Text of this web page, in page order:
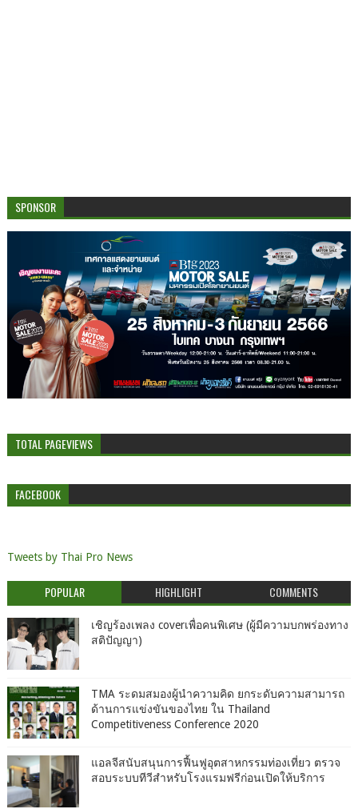
SPONSOR
TOTAL PAGEVIEWS
FACEBOOK
Tweets by Thai Pro News
POPULAR HIGHLIGHT COMMENTS
เชิญร้องเพลง coverเพื่อคนพิเศษ (ผู้มีความบกพร่องทาง
สติปัญญา)
TMA ระดมสมองผู้นำความคิด ยกระดับความสามารถ
ด้านการแข่งขันของไทย ใน Thailand
Competitiveness Conference 2020
แอลจีสนับสนุนการฟื้นฟูอุตสาหกรรมท่องเที่ยว ตรวจ
สอบระบบทีวีสำหรับโรงแรมฟรีก่อนเปิดให้บริการ